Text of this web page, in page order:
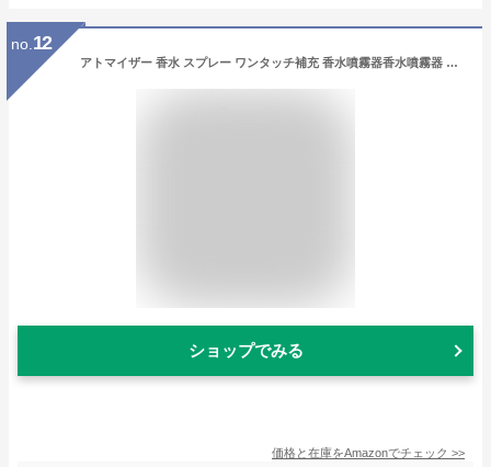
no. 12
アトマイザー 香水 スプレー ワンタッチ補充 香水噴霧器香水噴霧器 持ち運び便利 詰め替え 香水 ボトル アトマイザー 5ml 香水 アトマイザー 底部充填 香水用 容器 男女兼用 (ローズゴールド)
ショップでみる
価格と在庫をAmazonでチェック >>